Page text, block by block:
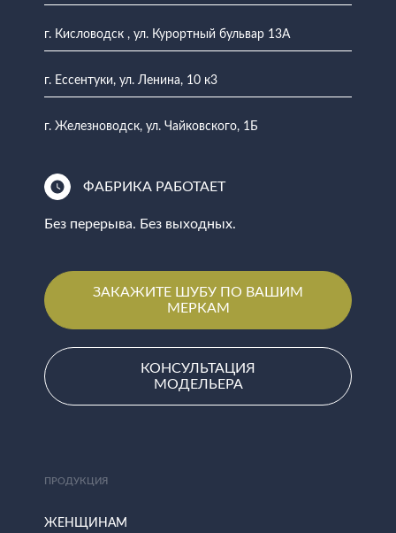
г. Кисловодск , ул. Курортный бульвар 13А
г. Ессентуки, ул. Ленина, 10 к3
г. Железноводск, ул. Чайковского, 1Б
ФАБРИКА РАБОТАЕТ
Без перерыва. Без выходных.
ЗАКАЖИТЕ ШУБУ ПО ВАШИМ
МЕРКАМ
КОНСУЛЬТАЦИЯ
МОДЕЛЬЕРА
ПРОДУКЦИЯ
ЖЕНЩИНАМ